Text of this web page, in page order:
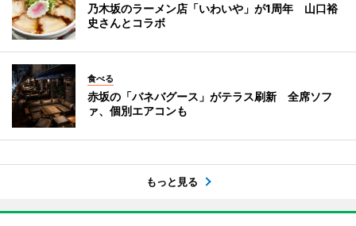
乃木坂のラーメン店「いわいや」が1周年 山口裕
史さんとコラボ
食べる
赤坂の「バネバグース」がテラス刷新 全席ソフ
ァ、個別エアコンも
もっと見る